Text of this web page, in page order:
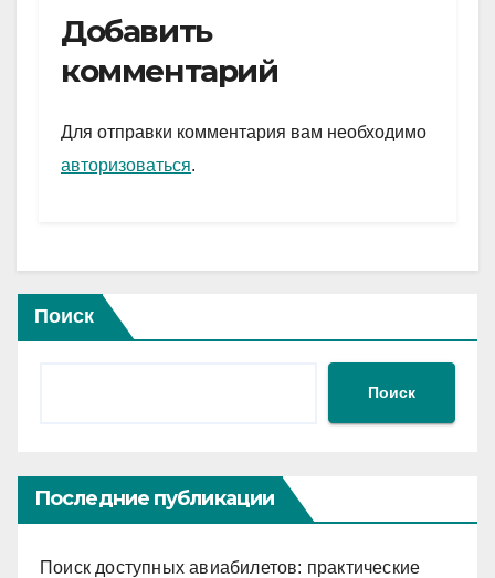
e
gr
a
m
er
s
A
p
и
Добавить
комментарий
Для отправки комментария вам необходимо
авторизоваться.
Поиск
Поиск
Последние публикации
Поиск доступных авиабилетов: практические